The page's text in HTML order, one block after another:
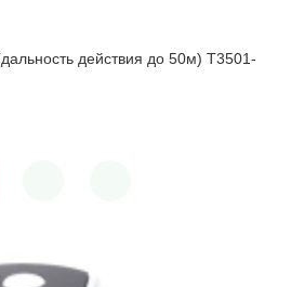
действия до 50м) Т3501-